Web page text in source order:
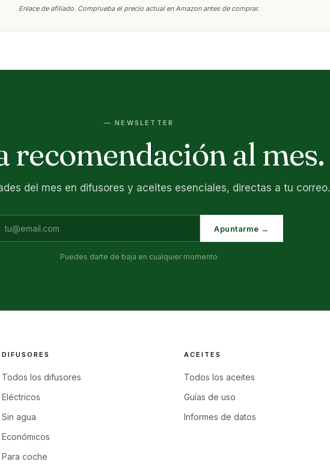
Enlace de afiliado. Comprueba el precio actual en Amazon antes de comprar.
— NEWSLETTER
recomendación al mes.
del mes en difusores y aceites esenciales, directas a tu correo.
Apuntarme →
Puedes darte de baja en cualquier momento
DIFUSORES
Todos los difusores
Eléctricos
Sin agua
Económicos
Para coche
ACEITES
Todos los aceites
Guías de uso
Informes de datos